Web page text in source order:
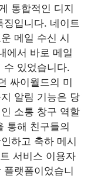
통합적인 디지
입니다. 네이트
메일 수신 시
에서 바로 메일
수 있었습니다.
싸이월드의 미
알림 기능은 당
소통 창구 역할
통해 친구들의
하고 축하 메시
서비스 이용자
랫폼이었습니